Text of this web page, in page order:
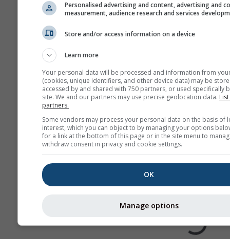
Изменение климата —
по месяцам
Jan Feb Mar
Jun
Sep Oct Nov
Personalised advertising and content, advertising and
measurement, audience research and services
Store and/or access information on a device
Learn more
Your personal data will be processed and information from
(cookies, unique identifiers, and other device data) may be
accessed by and shared with 750 partners, or used specifically
site. We and our partners may use precise geolocation data.
partners.
Some vendors may process your personal data on the basis of
interest, which you can object to by managing your options
for a link at the bottom of this page or in the site menu to
withdraw consent in privacy and cookie settings.
OK
Manage options